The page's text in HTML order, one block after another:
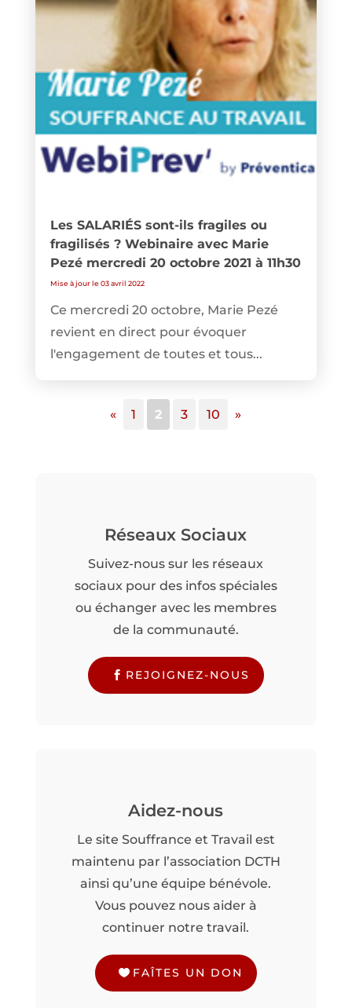
Les SALARIÉS sont-ils fragiles ou
fragilisés ? Webinaire avec Marie
Pezé mercredi 20 octobre 2021 à 11h30
Mise à jour le 03 avril 2022
Ce mercredi 20 octobre, Marie Pezé
revient en direct pour évoquer
l'engagement de toutes et tous...
« 1 2 3 10 »
Réseaux Sociaux
Suivez-nous sur les réseaux
sociaux pour des infos spéciales
ou échanger avec les membres
de la communauté.
REJOIGNEZ-NOUS
Aidez-nous
Le site Souffrance et Travail est
maintenu par l’association DCTH
ainsi qu’une équipe bénévole.
Vous pouvez nous aider à
continuer notre travail.
FAÎTES UN DON